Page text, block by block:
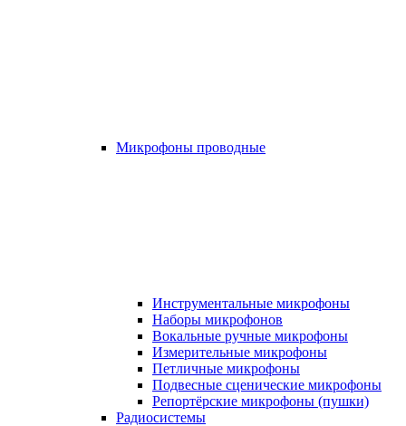
Микрофоны проводные
Инструментальные микрофоны
Наборы микрофонов
Вокальные ручные микрофоны
Измерительные микрофоны
Петличные микрофоны
Подвесные сценические микрофоны
Репортёрские микрофоны (пушки)
Радиосистемы